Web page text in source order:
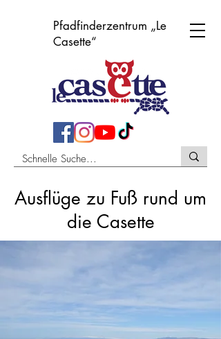
Pfadfinderzentrum „Le
Casette“
Ausflüge zu Fuß rund um
die Casette